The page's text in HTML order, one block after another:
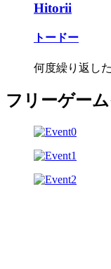
Hitorii
トードー
何度繰り返し
フリーゲー